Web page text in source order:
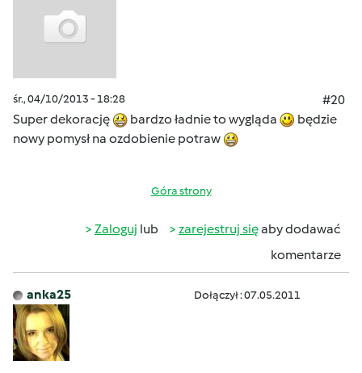
śr., 04/10/2013 - 18:28
#20
Super dekorację
bardzo ładnie to wygląda
będzie
nowy pomysł na ozdobienie potraw
Góra strony
Zaloguj lub zarejestruj sięaby dodawać
komentarze
anka25 Dołączył : 07.05.2011